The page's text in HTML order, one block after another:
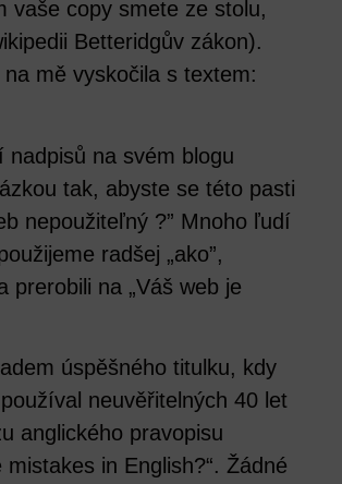
vaše copy smete ze stolu,
Betteridgův zákon).
mě vyskočila s textem:
nadpisů na svém blogu
tak, abyste se této pasti
nepoužiteľný ?” Mnoho ľudí
radšej „ako”,
prerobili na „Váš web je
úspěšného titulku, kdy
neuvěřitelných 40 let
anglického pravopisu
in English?“. Žádné